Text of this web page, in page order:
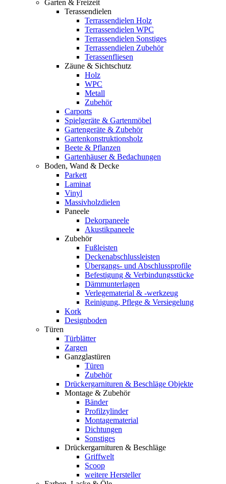
Garten & Freizeit
Terassendielen
Terrassendielen Holz
Terrassendielen WPC
Terrassendielen Sonstiges
Terrassendielen Zubehör
Terassenfliesen
Zäune & Sichtschutz
Holz
WPC
Metall
Zubehör
Carports
Spielgeräte & Gartenmöbel
Gartengeräte & Zubehör
Gartenkonstruktionsholz
Beete & Pflanzen
Gartenhäuser & Bedachungen
Boden, Wand & Decke
Parkett
Laminat
Vinyl
Massivholzdielen
Paneele
Dekorpaneele
Akustikpaneele
Zubehör
Fußleisten
Deckenabschlussleisten
Übergangs- und Abschlussprofile
Befestigung & Verbindungsstücke
Dämmunterlagen
Verlegematerial & -werkzeug
Reinigung, Pflege & Versiegelung
Kork
Designboden
Türen
Türblätter
Zargen
Ganzglastüren
Türen
Zubehör
Drückergarnituren & Beschläge Objekte
Montage & Zubehör
Bänder
Profilzylinder
Montagematerial
Dichtungen
Sonstiges
Drückergarnituren & Beschläge
Griffwelt
Scoop
weitere Hersteller